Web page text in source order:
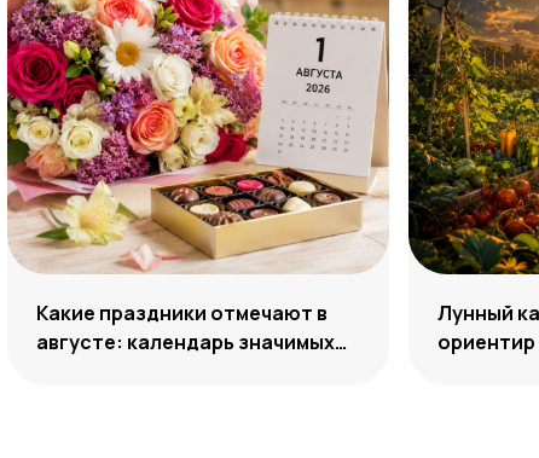
Какие праздники отмечают в
августе: календарь значимых
Лунный